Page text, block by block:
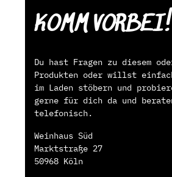
KOMM VORBEI!
Du hast Fragen zu diesem
Produkten oder willst
im Laden stöbern und
gerne für dich da und
telefonisch.
Weinhaus Süd
Marktstraße 27
50968 Köln